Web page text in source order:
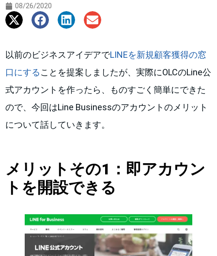
08/26/2020
以前のビジネスアイデアでLINEを新規顧客獲得の窓
口にすることを提案しましたが、実際にOLCのLine公
式アカウントを作ったら、ものすごく簡単にできた
ので、今回はLine Businessのアカウントのメリット
について話していきます。
メリットその1：即アカウン
トを開設できる